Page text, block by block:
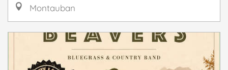
Montauban